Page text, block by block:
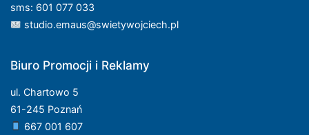
sms: 601 077 033
studio.emaus@swietywojciech.pl
Biuro Promocji i Reklamy
ul. Chartowo 5
61-245 Poznań
667 001 607